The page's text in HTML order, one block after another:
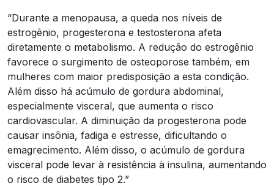
“Durante a menopausa, a queda nos níveis de
estrogênio, progesterona e testosterona afeta
diretamente o metabolismo. A redução do estrogênio
favorece o surgimento de osteoporose também, em
mulheres com maior predisposição a esta condição.
Além disso há acúmulo de gordura abdominal,
especialmente visceral, que aumenta o risco
cardiovascular. A diminuição da progesterona pode
causar insônia, fadiga e estresse, dificultando o
emagrecimento. Além disso, o acúmulo de gordura
visceral pode levar à resistência à insulina, aumentando
o risco de diabetes tipo 2.”